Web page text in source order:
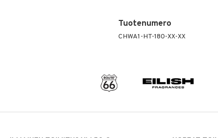
Tuotenumero
CHWA1-HT-180-XX-XX